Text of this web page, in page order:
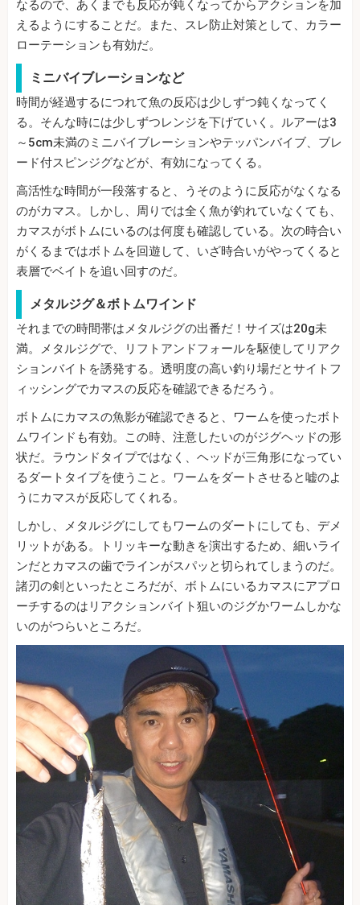
なるので、あくまでも反応が鈍くなってからアクションを加
えるようにすることだ。また、スレ防止対策として、カラー
ローテーションも有効だ。
ミニバイブレーションなど
時間が経過するにつれて魚の反応は少しずつ鈍くなってく
る。そんな時には少しずつレンジを下げていく。ルアーは3
～5cm未満のミニバイブレーションやテッパンバイブ、ブレ
ード付スピンジグなどが、有効になってくる。
高活性な時間が一段落すると、うそのように反応がなくなる
のがカマス。しかし、周りでは全く魚が釣れていなくても、
カマスがボトムにいるのは何度も確認している。次の時合い
がくるまではボトムを回遊して、いざ時合いがやってくると
表層でベイトを追い回すのだ。
メタルジグ＆ボトムワインド
それまでの時間帯はメタルジグの出番だ！サイズは20g未
満。メタルジグで、リフトアンドフォールを駆使してリアク
ションバイトを誘発する。透明度の高い釣り場だとサイトフ
ィッシングでカマスの反応を確認できるだろう。
ボトムにカマスの魚影が確認できると、ワームを使ったボト
ムワインドも有効。この時、注意したいのがジグヘッドの形
状だ。ラウンドタイプではなく、ヘッドが三角形になってい
るダートタイプを使うこと。ワームをダートさせると嘘のよ
うにカマスが反応してくれる。
しかし、メタルジグにしてもワームのダートにしても、デメ
リットがある。トリッキーな動きを演出するため、細いライ
ンだとカマスの歯でラインがスパッと切られてしまうのだ。
諸刃の剣といったところだが、ボトムにいるカマスにアプロ
ーチするのはリアクションバイト狙いのジグかワームしかな
いのがつらいところだ。